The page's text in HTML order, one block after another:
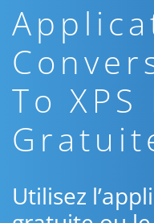
To
Utilisez